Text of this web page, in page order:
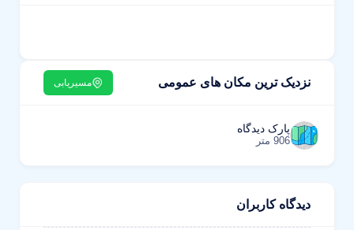
نزدیک ترین مکان های عمومی مسیریابی
پارک دیدگاه
906 متر
دیدگاه کاربران